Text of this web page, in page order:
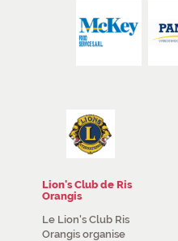
Lion's Club de Ris
Orangis
Le Lion's Club Ris
Orangis organise